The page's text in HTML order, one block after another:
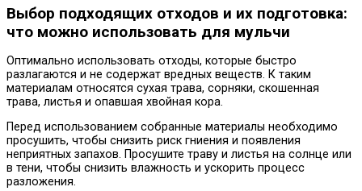
Выбор подходящих отходов и их подготовка:
что можно использовать для мульчи
Оптимально использовать отходы, которые быстро
разлагаются и не содержат вредных веществ. К таким
материалам относятся сухая трава, сорняки, скошенная
трава, листья и опавшая хвойная кора.
Перед использованием собранные материалы необходимо
просушить, чтобы снизить риск гниения и появления
неприятных запахов. Просушите траву и листья на солнце или
в тени, чтобы снизить влажность и ускорить процесс
разложения.